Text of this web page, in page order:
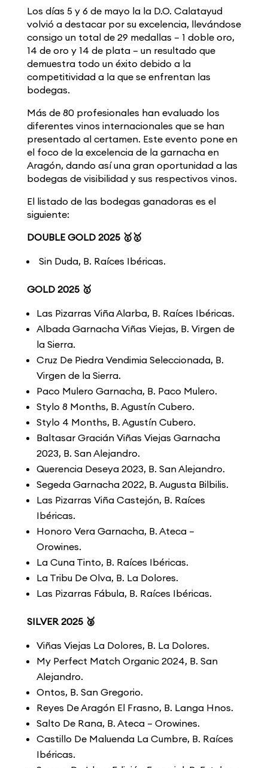
Los días 5 y 6 de mayo la la D.O. Calatayud
volvió a destacar por su excelencia, llevándose
consigo un total de 29 medallas – 1 doble oro,
14 de oro y 14 de plata – un resultado que
demuestra todo un éxito debido a la
competitividad a la que se enfrentan las
bodegas.
Más de 80 profesionales han evaluado los
diferentes vinos internacionales que se han
presentado al certamen. Este evento pone en
el foco de la excelencia de la garnacha en
Aragón, dando así una gran oportunidad a las
bodegas de visibilidad y sus respectivos vinos.
El listado de las bodegas ganadoras es el
siguiente:
DOUBLE GOLD 2025 🥇🥇
Sin Duda, B. Raíces Ibéricas.
GOLD 2025 🥇
Las Pizarras Viña Alarba, B. Raíces Ibéricas.
Albada Garnacha Viñas Viejas, B. Virgen de
la Sierra.
Cruz De Piedra Vendimia Seleccionada, B.
Virgen de la Sierra.
Paco Mulero Garnacha, B. Paco Mulero.
Stylo 8 Months, B. Agustín Cubero.
Stylo 4 Months, B. Agustín Cubero.
Baltasar Gracián Viñas Viejas Garnacha
2023, B. San Alejandro.
Querencia Deseya 2023, B. San Alejandro.
Segeda Garnacha 2022, B. Augusta Bilbilis.
Las Pizarras Viña Castejón, B. Raíces
Ibéricas.
Honoro Vera Garnacha, B. Ateca –
Orowines.
La Cuna Tinto, B. Raíces Ibéricas.
La Tribu De Olva, B. La Dolores.
Las Pizarras Fábula, B. Raíces Ibéricas.
SILVER 2025 🥈
Viñas Viejas La Dolores, B. La Dolores.
My Perfect Match Organic 2024, B. San
Alejandro.
Ontos, B. San Gregorio.
Reyes De Aragón El Frasno, B. Langa Hnos.
Salto De Rana, B. Ateca – Orowines.
Castillo De Maluenda La Cumbre, B. Raíces
Ibéricas.